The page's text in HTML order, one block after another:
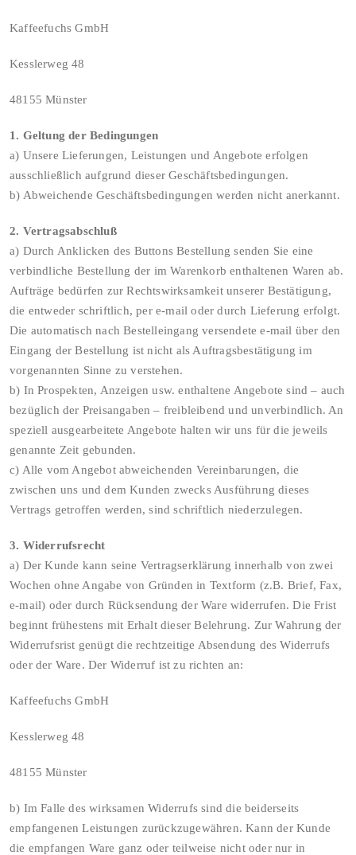
Kaffeefuchs GmbH
Kesslerweg 48
48155 Münster
1. Geltung der Bedingungen
a) Unsere Lieferungen, Leistungen und Angebote erfolgen
ausschließlich aufgrund dieser Geschäftsbedingungen.
b) Abweichende Geschäftsbedingungen werden nicht anerkannt.
2. Vertragsabschluß
a) Durch Anklicken des Buttons Bestellung senden Sie eine
verbindliche Bestellung der im Warenkorb enthaltenen Waren ab.
Aufträge bedürfen zur Rechtswirksamkeit unserer Bestätigung,
die entweder schriftlich, per e-mail oder durch Lieferung erfolgt.
Die automatisch nach Bestelleingang versendete e-mail über den
Eingang der Bestellung ist nicht als Auftragsbestätigung im
vorgenannten Sinne zu verstehen.
b) In Prospekten, Anzeigen usw. enthaltene Angebote sind – auch
bezüglich der Preisangaben – freibleibend und unverbindlich. An
speziell ausgearbeitete Angebote halten wir uns für die jeweils
genannte Zeit gebunden.
c) Alle vom Angebot abweichenden Vereinbarungen, die
zwischen uns und dem Kunden zwecks Ausführung dieses
Vertrags getroffen werden, sind schriftlich niederzulegen.
3. Widerrufsrecht
a) Der Kunde kann seine Vertragserklärung innerhalb von zwei
Wochen ohne Angabe von Gründen in Textform (z.B. Brief, Fax,
e-mail) oder durch Rücksendung der Ware widerrufen. Die Frist
beginnt frühestens mit Erhalt dieser Belehrung. Zur Wahrung der
Widerrufsrist genügt die rechtzeitige Absendung des Widerrufs
oder der Ware. Der Widerruf ist zu richten an:
Kaffeefuchs GmbH
Kesslerweg 48
48155 Münster
b) Im Falle des wirksamen Widerrufs sind die beiderseits
empfangenen Leistungen zurückzugewähren. Kann der Kunde
die empfangen Ware ganz oder teilweise nicht oder nur in